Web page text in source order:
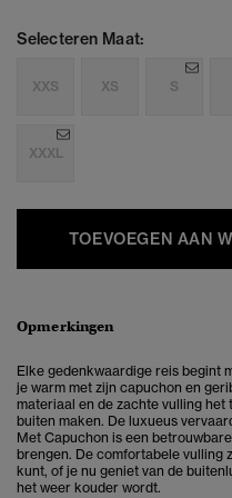
Selecteren Maat:
XXS XS S
XXXL
TOEVOEGEN AAN
Opmerkingen
Elke gedenkwaardige reis begint
je warm met zijn capuchon en
materiaal en de zachte vulling
buiten maken. De luxueus
Met Capuchon is een
brengen. De comfortabele vulling
kunt, of je nu geniet van de
het weer kouder wordt.